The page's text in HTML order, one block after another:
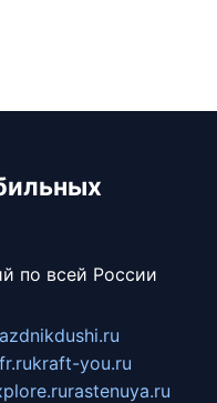
по всей России
kraft-you.ru
rastenuya.ru